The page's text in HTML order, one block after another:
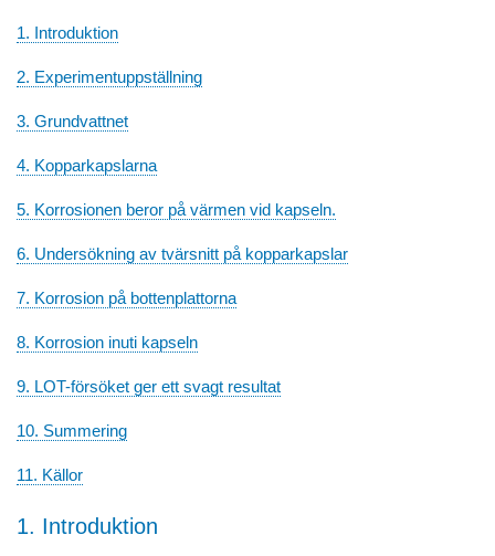
1. Introduktion
2. Experimentuppställning
3. Grundvattnet
4. Kopparkapslarna
5. Korrosionen beror på värmen vid kapseln.
6. Undersökning av tvärsnitt på kopparkapslar
7. Korrosion på bottenplattorna
8. Korrosion inuti kapseln
9. LOT-försöket ger ett svagt resultat
10. Summering
11. Källor
1. Introduktion